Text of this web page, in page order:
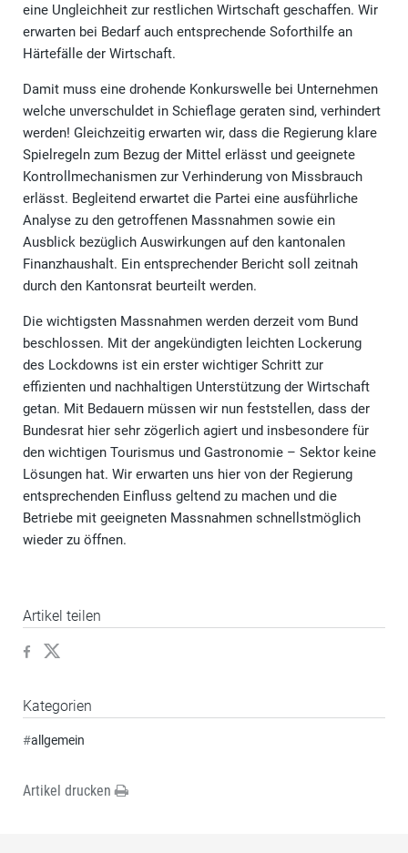
eine Ungleichheit zur restlichen Wirtschaft geschaffen. Wir
erwarten bei Bedarf auch entsprechende Soforthilfe an
Härtefälle der Wirtschaft.
Damit muss eine drohende Konkurswelle bei Unternehmen
welche unverschuldet in Schieflage geraten sind, verhindert
werden! Gleichzeitig erwarten wir, dass die Regierung klare
Spielregeln zum Bezug der Mittel erlässt und geeignete
Kontrollmechanismen zur Verhinderung von Missbrauch
erlässt. Begleitend erwartet die Partei eine ausführliche
Analyse zu den getroffenen Massnahmen sowie ein
Ausblick bezüglich Auswirkungen auf den kantonalen
Finanzhaushalt. Ein entsprechender Bericht soll zeitnah
durch den Kantonsrat beurteilt werden.
Die wichtigsten Massnahmen werden derzeit vom Bund
beschlossen. Mit der angekündigten leichten Lockerung
des Lockdowns ist ein erster wichtiger Schritt zur
effizienten und nachhaltigen Unterstützung der Wirtschaft
getan. Mit Bedauern müssen wir nun feststellen, dass der
Bundesrat hier sehr zögerlich agiert und insbesondere für
den wichtigen Tourismus und Gastronomie – Sektor keine
Lösungen hat. Wir erwarten uns hier von der Regierung
entsprechenden Einfluss geltend zu machen und die
Betriebe mit geeigneten Massnahmen schnellstmöglich
wieder zu öffnen.
Artikel teilen
Kategorien
#allgemein
Artikel drucken